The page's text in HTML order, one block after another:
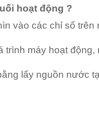
hoạt động ?
vào các chỉ số trên
trình máy hoạt
lấy nguồn nước